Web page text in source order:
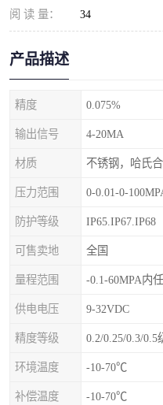
阅 读 量： 34
产品描述
精度 0.075%
输出信号 4-20MA
材质 不锈钢，哈氏
压力范围 0-0.01-0-
防护等级 IP65.IP67.IP68
可售卖地 全国
量程范围 -0.1-60MPA内
供电电压 9-32VDC
精度等级 0.2/0.25/0.3/0.5
环境温度 -10-70℃
补偿温度 -10-70℃